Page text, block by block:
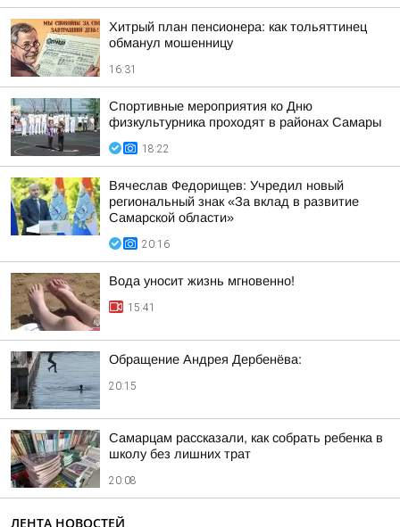
Хитрый план пенсионера: как тольяттинец
обманул мошенницу
16:31
Спортивные мероприятия ко Дню
физкультурника проходят в районах Самары
18:22
Вячеслав Федорищев: Учредил новый
региональный знак «За вклад в развитие
Самарской области»
20:16
Вода уносит жизнь мгновенно!
15:41
Обращение Андрея Дербенёва:
20:15
Самарцам рассказали, как собрать ребенка в
школу без лишних трат
20:08
ЛЕНТА НОВОСТЕЙ